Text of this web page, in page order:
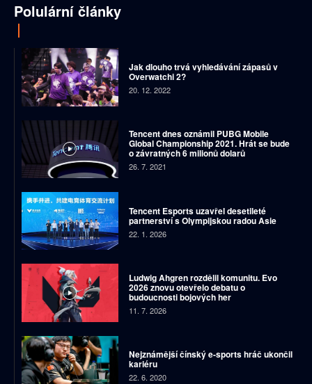
Polulární články
Jak dlouho trvá vyhledávání zápasů v
Overwatchi 2?
20. 12. 2022
Tencent dnes oznámil PUBG Mobile
Global Championship 2021. Hrát se bude
o závratných 6 milionů dolarů
26. 7. 2021
Tencent Esports uzavřel desetileté
partnerství s Olympijskou radou Asie
22. 1. 2026
Ludwig Ahgren rozdělil komunitu. Evo
2026 znovu otevřelo debatu o
budoucnosti bojových her
11. 7. 2026
Nejznámější čínský e-sports hráč ukončil
kariéru
22. 6. 2020